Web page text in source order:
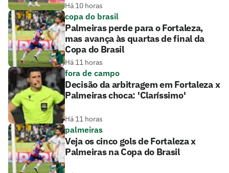
Há 10 horas
copa do brasil
Palmeiras perde para o Fortaleza,
mas avança às quartas de final da
Copa do Brasil
Há 11 horas
fora de campo
Decisão da arbitragem em Fortaleza x
Palmeiras choca: 'Claríssimo'
Há 11 horas
palmeiras
Veja os cinco gols de Fortaleza x
Palmeiras na Copa do Brasil